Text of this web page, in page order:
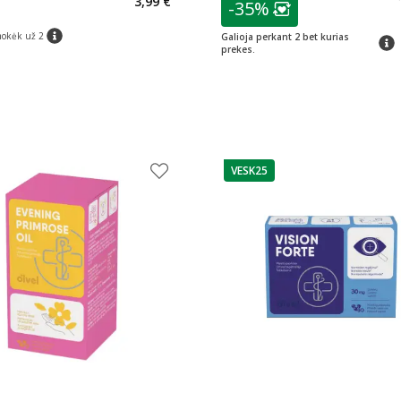
už 2patarimas
Lojalumo klubo
-35%
Galioja perkant 2 bet kurias
prekes.
patarimas
VESK25